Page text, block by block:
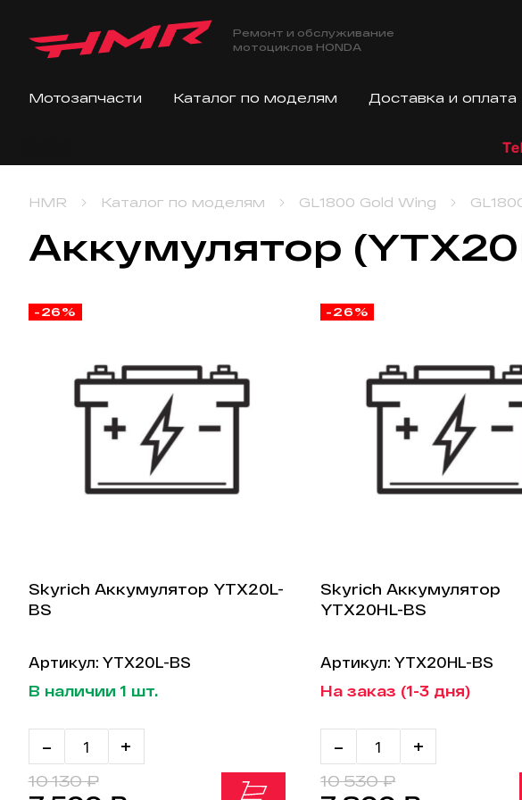
Ремонт и обслуживание
мотоциклов HONDA
Мотозапчасти Каталог по моделям Доставка и оплата
HMR Каталог по моделям GL1800 Gold Wing
Аккумулятор
-26%
Skyrich Аккумулятор YTX20L-
BS
Артикул: YTX20L-BS
В наличии 1 шт.
- +
10 130 ₽
-26%
Skyrich Аккумулятор
YTX20HL-BS
Артикул: YTX20HL-BS
На заказ (1-3 дня)
- +
10 530 ₽